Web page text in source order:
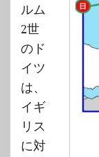
ルム
2世
のド
イツ
は、
イギ
リス
に対